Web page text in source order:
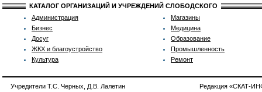
КАТАЛОГ ОРГАНИЗАЦИЙ И УЧРЕЖДЕНИЙ СЛОБОДСКОГО
Администрация
Бизнес
Досуг
ЖКХ и благоустройство
Культура
Магазины
Медицина
Образование
Промышленность
Ремонт
Учредители Т.С. Черных, Д.В. Лалетин Редакция «СКАТ-